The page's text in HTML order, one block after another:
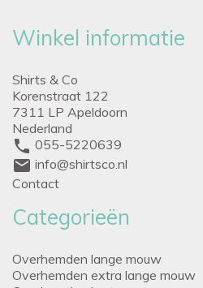
Winkel informatie
Shirts & Co
Korenstraat 122
7311 LP Apeldoorn
Nederland
phone 055-5220639
mail info@shirtsco.nl
Contact
Categorieën
Overhemden lange mouw
Overhemden extra lange mouw